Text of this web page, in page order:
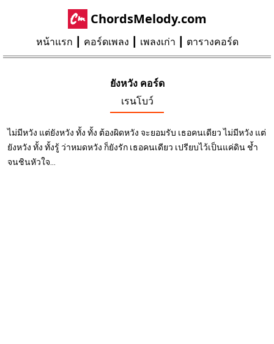
ChordsMelody.com
หน้าแรก คอร์ดเพลง เพลงเก่า ตารางคอร์ด
ยังหวัง คอร์ด
เรนโบว์
ไม่มีหวัง แต่ยังหวัง ทั้ง ทั้ง ต้องผิดหวัง จะยอมรับ เธอคนเดียว ไม่มีหวัง แต่
ยังหวัง ทั้ง ทั้งรู้ ว่าหมดหวัง ก็ยังรัก เธอคนเดียว เปรียบไว้เป็นแค่ดิน ช้ำ
จนชินหัวใจ...